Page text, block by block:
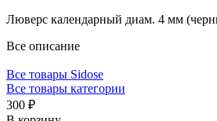
Люверс календарный диам. 4 мм
Все описание
Все товары Sidose
Все товары категории
300 ₽